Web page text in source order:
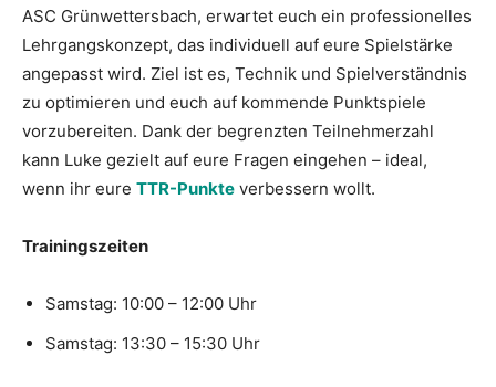
ASC Grünwettersbach, erwartet euch ein professionelles
Lehrgangskonzept, das individuell auf eure Spielstärke
angepasst wird. Ziel ist es, Technik und Spielverständnis
zu optimieren und euch auf kommende Punktspiele
vorzubereiten. Dank der begrenzten Teilnehmerzahl
kann Luke gezielt auf eure Fragen eingehen – ideal,
wenn ihr eure TTR-Punkte verbessern wollt.
Trainingszeiten
Samstag: 10:00 – 12:00 Uhr
Samstag: 13:30 – 15:30 Uhr